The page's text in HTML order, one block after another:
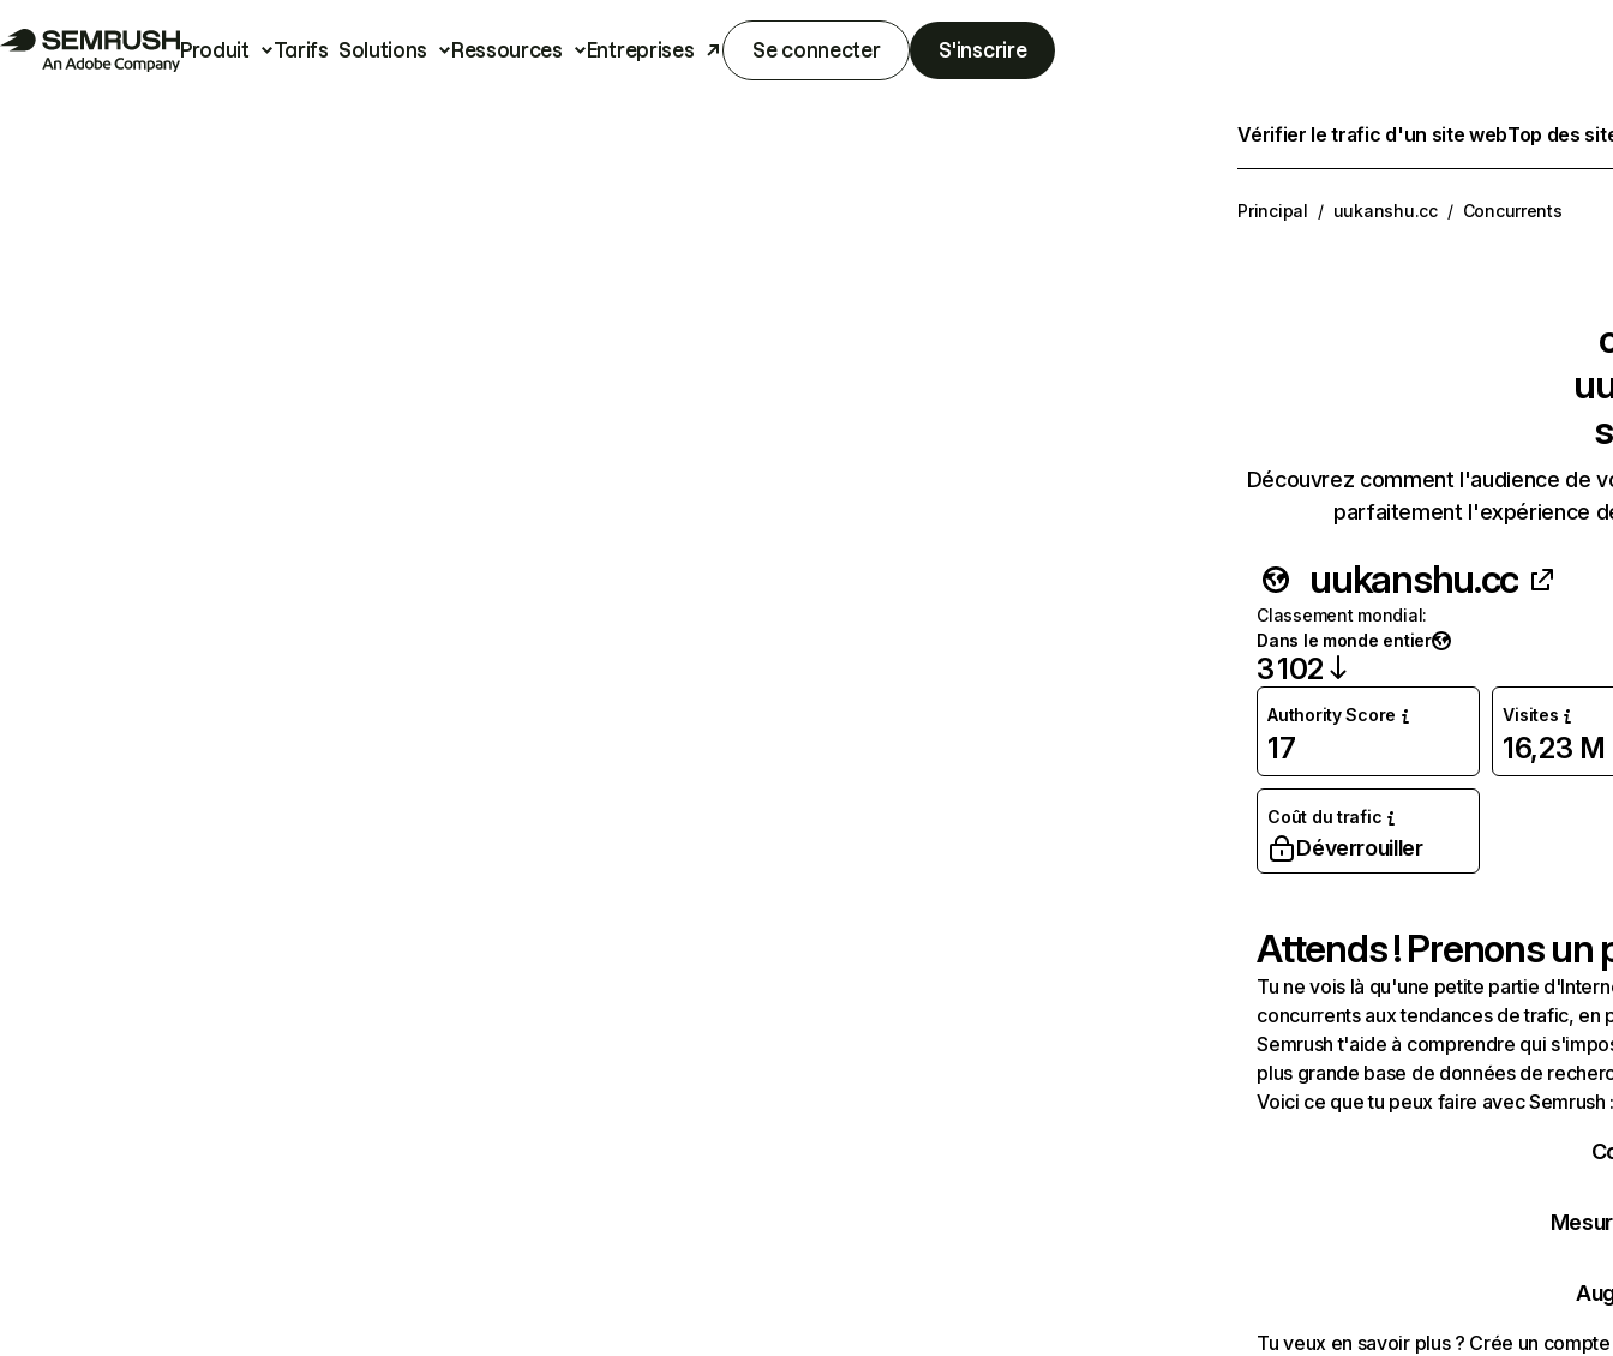
Produit Tarifs Solutions Ressources Entreprises Se connecter S'inscrire
Vérifier le trafic d'un site webTop des
Principal / uukanshu.cc / Concurrents
Découvrez comment l'audience de
parfaitement l'expérience
uukanshu.cc
Classement mondial:
Dans le monde entier
3 102
Authority Score
17
Visites
16,23 M
Coût du trafic
Déverrouiller
Attends ! Prenons un
Tu ne vois là qu'une petite partie
concurrents aux tendances de trafic, en
Semrush t'aide à comprendre qui
plus grande base de données de
Voici ce que tu peux faire avec Semrush
Tu veux en savoir plus ? Crée un